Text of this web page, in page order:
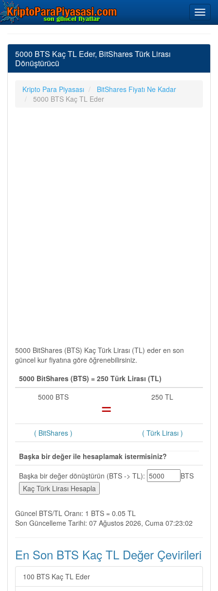
5000 BTS Kaç TL Eder, BitShares Türk Lirası
Dönüştürücü
Kripto Para Piyasası
BitShares Fiyatı Ne Kadar
5000 BTS Kaç TL Eder
5000 BitShares (BTS) Kaç Türk Lirası (TL) eder en son
güncel kur fiyatına göre öğrenebilirsiniz.
5000 BitShares (BTS) = 250 Türk Lirası (TL)
5000 BTS
= 250 TL
( BitShares ) ( Türk Lirası )
Başka bir değer ile hesaplamak istermisiniz?
Başka bir değer dönüştürün (BTS -> TL):
BTS
Güncel BTS/TL Oranı: 1 BTS = 0.05 TL
Son Güncelleme Tarihi: 07 Ağustos 2026, Cuma 07:23:02
En Son BTS Kaç TL Değer Çevirileri
100 BTS Kaç TL Eder